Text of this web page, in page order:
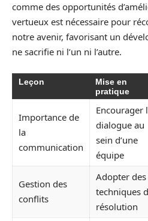
comme des opportunités
vertueux est nécessaire pour
notre avenir, favorisant un
ne sacrifie ni l’un ni l’autre.
Leçon
Mise en
pratique
Importance de
la
communication
Encourager
dialogue au
sein d’une
équipe
Gestion des
conflits
Adopter des
techniques
résolution